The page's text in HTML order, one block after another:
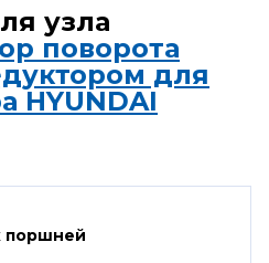
узла
поворота
для
HYUNDAI
поршней